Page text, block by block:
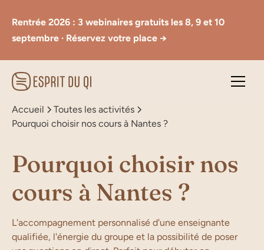
Rentrée 2026 : 3 webinaires gratuits les 8, 9 et 10
septembre · Réservez votre place →
Accueil
Toutes les activités
Pourquoi choisir nos cours à Nantes ?
Pourquoi choisir nos
cours à Nantes ?
L'accompagnement personnalisé d'une enseignante
qualifiée, l'énergie du groupe et la possibilité de poser